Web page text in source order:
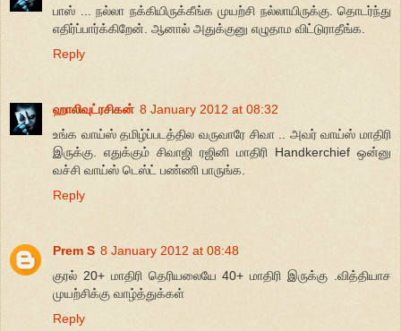
பாஸ் ... நல்லா நக்கியிருக்கீங்க முயற்சி நல்லாயிருக்கு. தொடர்ந்து
எதிர்ப்பார்க்கிறேன். ஆனால் அதுக்குனு எழுதாம விட்டுராதீங்க.
Reply
ஹாலிவுட்ரசிகன் 8 January 2012 at 08:32
உங்க வாய்ஸ் தமிழ்ப்படத்தில வருவாரே சிவா .. அவர் வாய்ஸ் மாதிரி
இருக்கு. எதுக்கும் சிவாஜி ரஜினி மாதிரி Handkerchief ஒன்னு
வச்சி வாய்ஸ் டெஸ்ட் பண்ணி பாருங்க.
Reply
Prem S 8 January 2012 at 08:48
குரல் 20+ மாதிரி தெரியலையே 40+ மாதிரி இருக்கு .வித்தியாச
முயற்சிக்கு வாழ்த்துக்கள்
Reply